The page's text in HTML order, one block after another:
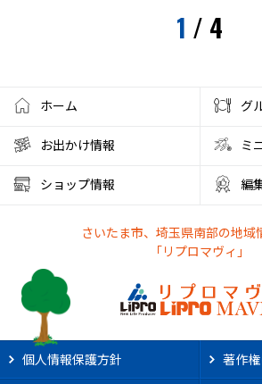
1 / 4
ホーム グ
お出かけ情報 ミ
ショップ情報 編
さいたま市、埼玉県南部の地域
「リプロマヴィ」
個人情報保護方針 著作